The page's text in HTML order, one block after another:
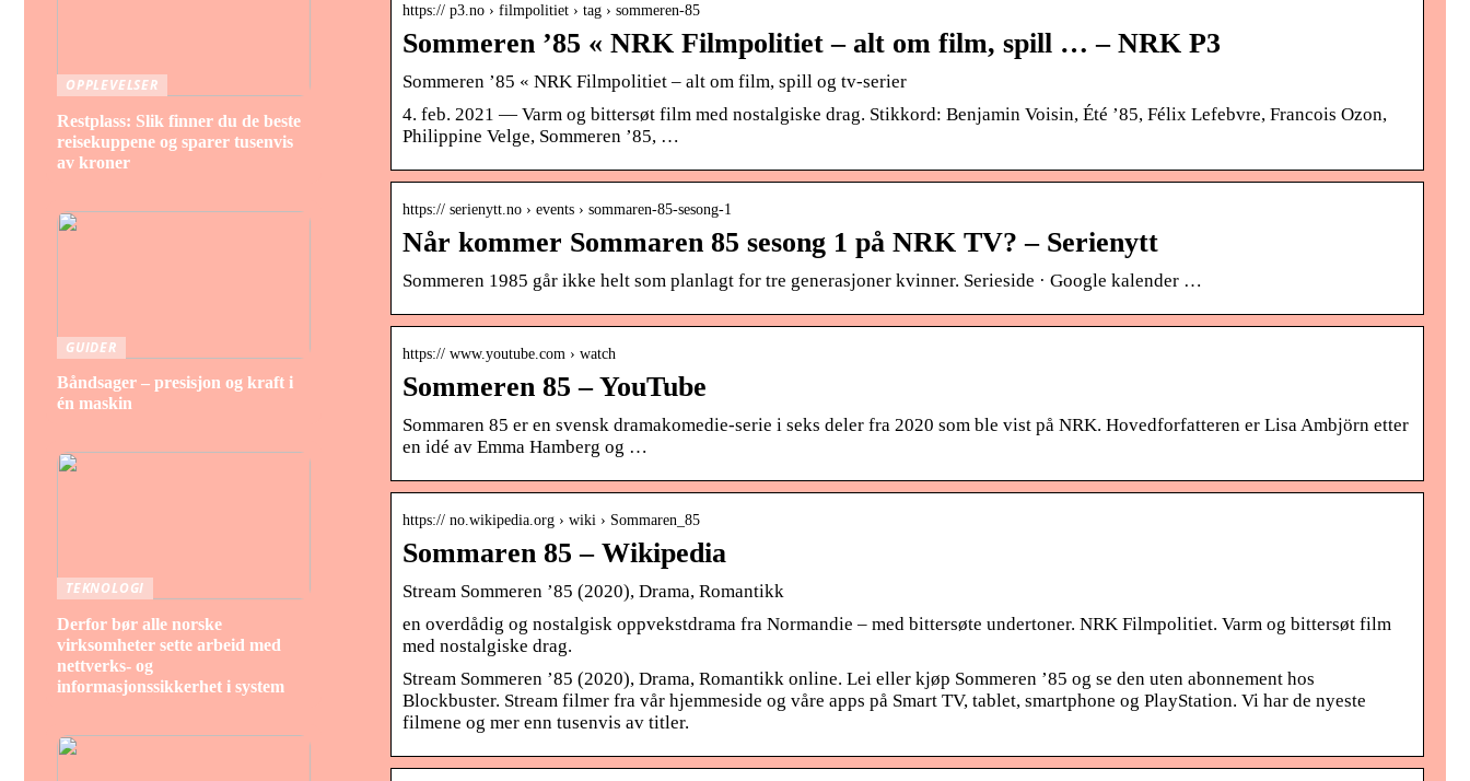
https:// p3.no › filmpolitiet › tag › sommeren-85
Sommeren ’85 « NRK Filmpolitiet – alt om film, spill … – NRK P3
Sommeren ’85 « NRK Filmpolitiet – alt om film, spill og tv-serier
4. feb. 2021 — Varm og bittersøt film med nostalgiske drag. Stikkord: Benjamin Voisin, Été ’85, Félix Lefebvre, Francois Ozon,
Philippine Velge, Sommeren ’85, …
https:// serienytt.no › events › sommaren-85-sesong-1
Når kommer Sommaren 85 sesong 1 på NRK TV? – Serienytt
Sommeren 1985 går ikke helt som planlagt for tre generasjoner kvinner. Serieside · Google kalender …
https:// www.youtube.com › watch
Sommeren 85 – YouTube
Sommaren 85 er en svensk dramakomedie-serie i seks deler fra 2020 som ble vist på NRK. Hovedforfatteren er Lisa Ambjörn etter
en idé av Emma Hamberg og …
https:// no.wikipedia.org › wiki › Sommaren_85
Sommaren 85 – Wikipedia
Stream Sommeren ’85 (2020), Drama, Romantikk
en overdådig og nostalgisk oppvekstdrama fra Normandie – med bittersøte undertoner. NRK Filmpolitiet. Varm og bittersøt film
med nostalgiske drag.
Stream Sommeren ’85 (2020), Drama, Romantikk online. Lei eller kjøp Sommeren ’85 og se den uten abonnement hos
Blockbuster. Stream filmer fra vår hjemmeside og våre apps på Smart TV, tablet, smartphone og PlayStation. Vi har de nyeste
filmene og mer enn tusenvis av titler.
OPPLEVELSER
Restplass: Slik finner du de beste
reisekuppene og sparer tusenvis
av kroner
GUIDER
Båndsager – presisjon og kraft i
én maskin
TEKNOLOGI
Derfor bør alle norske
virksomheter sette arbeid med
nettverks- og
informasjonssikkerhet i system